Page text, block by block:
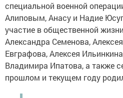
специальной военной
Алиповым, Анасу и Надие
участие в общественной
Александра Семенова,
Евграфова, Алексея
Владимира Ипатова, а также
прошлом и текущем году